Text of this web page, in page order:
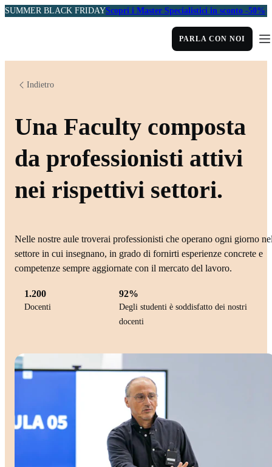
SUMMER BLACK FRIDAYScopri i Master Specialistici in sconto -50%
PARLA CON NOI
Indietro
Una Faculty composta
da professionisti attivi
nei rispettivi settori.
Nelle nostre aule troverai professionisti che operano ogni giorno
settore in cui insegnano, in grado di fornirti esperienze concrete e
competenze sempre aggiornate con il mercato del lavoro.
1.200
Docenti
92%
Degli studenti è soddisfatto dei nostri
docenti